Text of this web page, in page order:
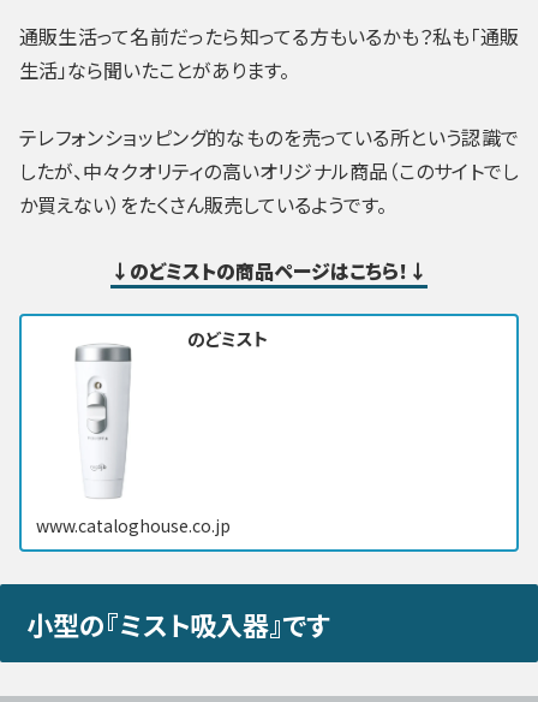
通販生活って名前だったら知ってる方もいるかも？私も「通販
生活」なら聞いたことがあります。
テレフォンショッピング的なものを売っている所という認識で
したが、中々クオリティの高いオリジナル商品（このサイトでし
か買えない）をたくさん販売しているようです。
↓のどミストの商品ページはこちら！↓
のどミスト
www.cataloghouse.co.jp
小型の『ミスト吸入器』です